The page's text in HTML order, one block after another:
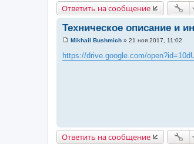
Ответить на сообщение
Техническое описание и
о
о
Mikhail Bushmich » 21 ноя 2017, 11:02
https://drive.google.com/
Ответить на сообщение